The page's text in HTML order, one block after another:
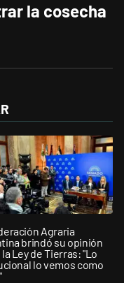
la cosecha
Agraria
brindó su opinión
Ley de Tierras: "Lo
lo vemos como